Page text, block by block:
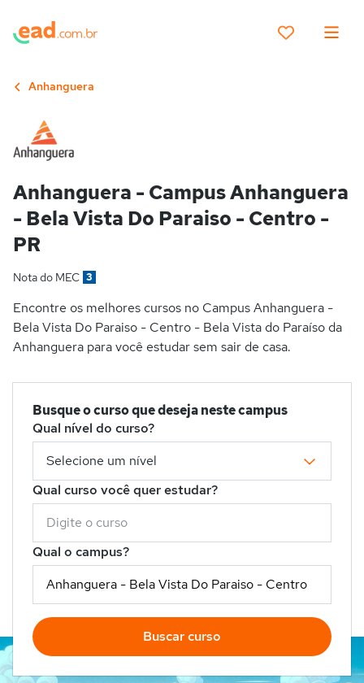
Anhanguera
Anhanguera - Campus Anhanguera
- Bela Vista Do Paraiso - Centro -
PR
Nota do MEC 3
Encontre os melhores cursos no Campus Anhanguera -
Bela Vista Do Paraiso - Centro - Bela Vista do Paraíso da
Anhanguera para você estudar sem sair de casa.
Busque o curso que deseja neste campus
Qual nível do curso?
Qual curso você quer estudar?
Qual o campus?
Buscar curso